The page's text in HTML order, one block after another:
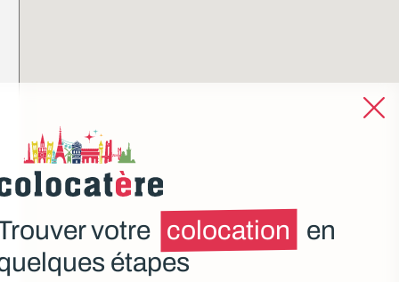
votre colocation
en
étapes